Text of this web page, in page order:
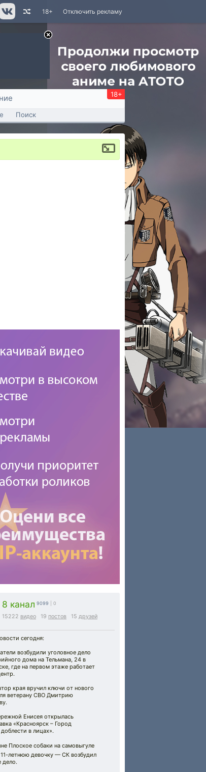
Отключить рекламу
18+
18+
Поиск
8 канал 9099 | 0
15222 видео 19 постов 15 друзей
сегодня:
возбудили уголовное дело
дома на Тельмана, 24 в
где на первом этаже работает
края вручил ключи от нового
ветерану СВО Дмитрию
Енисея открылась
«Красноярск – Город
в лицах».
Плоское собаки на самовыгуле
11-летнюю девочку — СК возбудил
дело.